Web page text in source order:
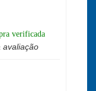
verificada
avaliação